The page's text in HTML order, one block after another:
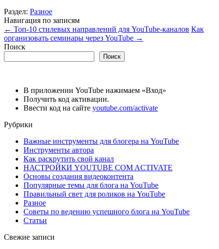
Раздел: Разное
Навигация по записям
← Топ-10 стилевых направлений для YouTube-каналов Как
организовать семинары через YouTube →
Поиск
Поиск
В приложении YouTube нажимаем «Вход»
Получить код активации.
Ввести код на сайте youtube.com/activate
Рубрики
Важные инструменты для блогера на YouTube
Инструменты автора
Как раскрутить свой канал
НАСТРОЙКИ YOUTUBE COM ACTIVATE
Основы создания видеоконтента
Популярные темы для блога на YouTube
Правильный свет для роликов на YouTube
Разное
Советы по ведению успешного блога на YouTube
Статьи
Свежие записи